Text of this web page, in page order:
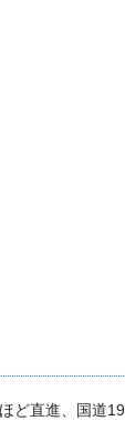
ど直進、国道